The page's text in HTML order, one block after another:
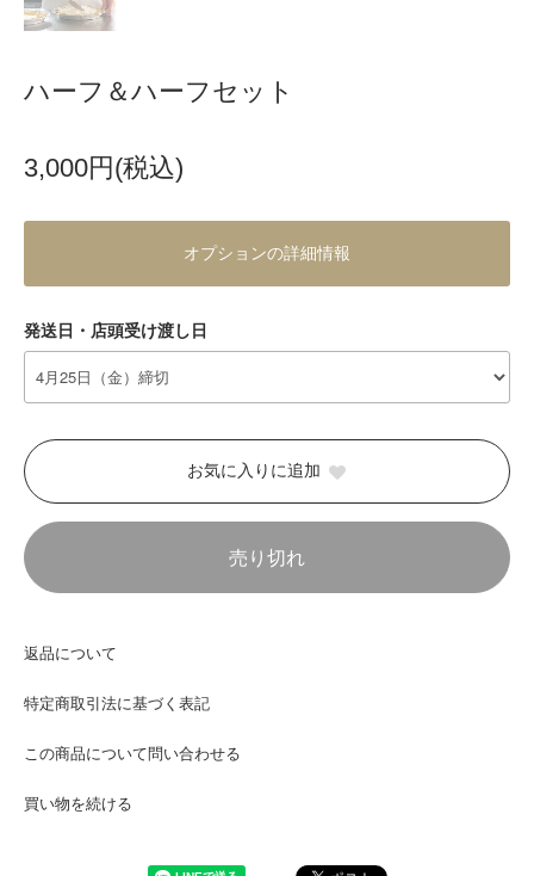
ハーフ＆ハーフセット
3,000円(税込)
オプションの詳細情報
発送日・店頭受け渡し日
お気に入りに追加
売り切れ
返品について
特定商取引法に基づく表記
この商品について問い合わせる
買い物を続ける